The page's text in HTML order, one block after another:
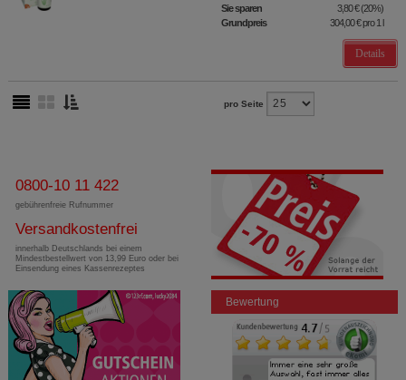
Sie sparen 3,80 €(20%)
Grundpreis
304,00 €pro 1 l
Details
pro Seite
0800-10 11 422
gebührenfreie Rufnummer
Versandkostenfrei
innerhalb Deutschlands bei einem
Mindestbestellwert von 13,99 Euro oder bei
Einsendung eines Kassenrezeptes
Bewertung